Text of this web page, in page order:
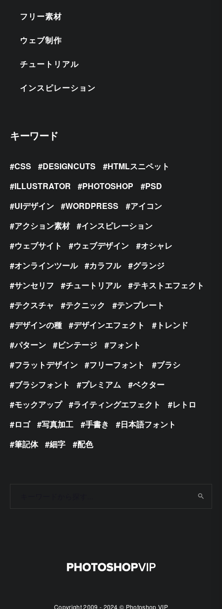
フリー素材
ウェブ制作
チュートリアル
インスピレーション
キーワード
CSS DESIGNCUTS
HTMLスニペット
ILLUSTRATOR
PHOTOSHOP
PSD
UIデザイン
WORDPRESS
アイコン
アクション素材
インスピレーション
ウェブサイト
ウェブデザイン
オシャレ
オンラインツール
カラフル
グランジ
サンセリフ
チュートリアル
テキストエフェクト
テクスチャ
テクニック
テンプレート
デザインの種
デザインエフェクト
トレンド
パターン
ビンテージ
フォント
フラットデザイン
フリーフォント
ブラシ
ブラシフォント
プレミアム
ベクター
モックアップ
ライティングエフェクト
レトロ
ロゴ
写真加工 手書き
日本語フォント
筆記体
細字 配色
Copyright 2009 - 2024 © Photoshop VIP